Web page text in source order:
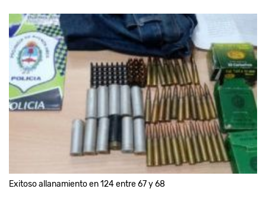
Exitoso allanamiento en 124 entre 67 y 68